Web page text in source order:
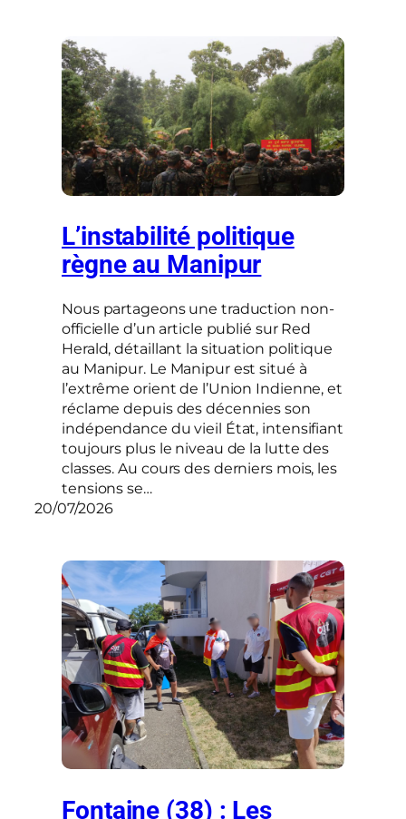
L’instabilité politique
règne au Manipur
Nous partageons une traduction non-
officielle d’un article publié sur Red
Herald, détaillant la situation politique
au Manipur. Le Manipur est situé à
l’extrême orient de l’Union Indienne, et
réclame depuis des décennies son
indépendance du vieil État, intensifiant
toujours plus le niveau de la lutte des
classes. Au cours des derniers mois, les
tensions se…
20/07/2026
Fontaine (38) : Les